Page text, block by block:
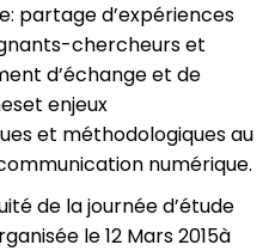
partage d’expériences
chercheurs et
d’échange et de
enjeux
et méthodologiques au
numérique.
de la journée d’étude
le 12 Mars 2015à